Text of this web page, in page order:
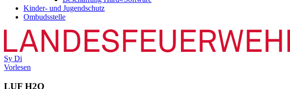
Kinder- und Jugendschutz
Ombudsstelle
Sy Di
Vorlesen
LUF H2O